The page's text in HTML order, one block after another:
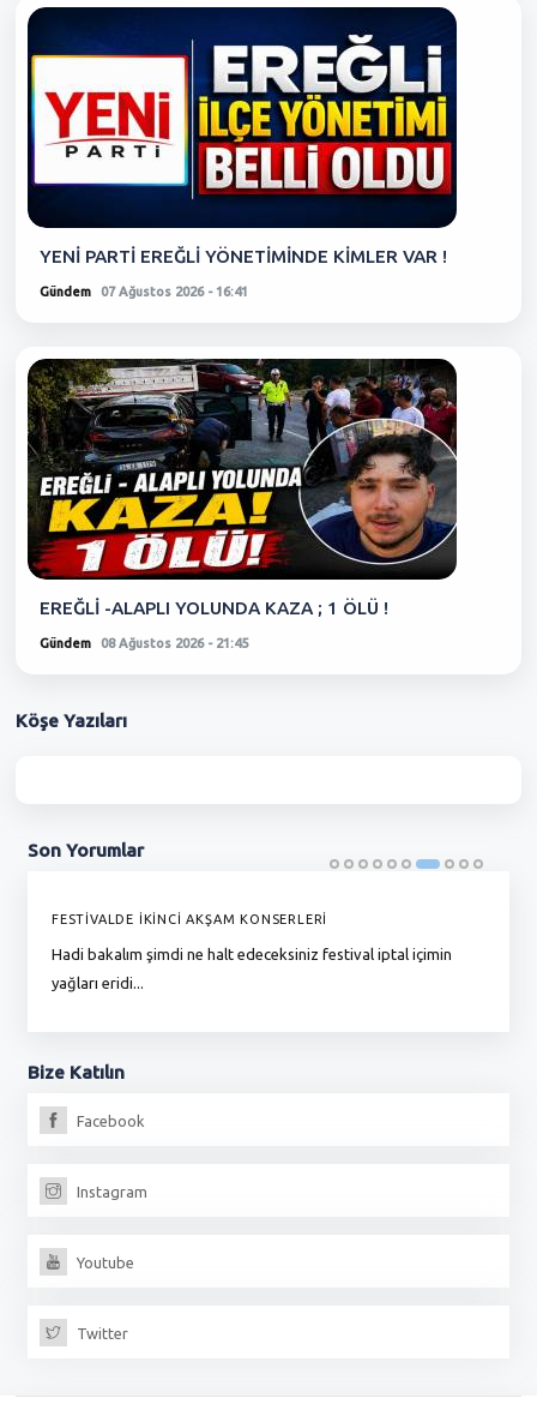
YENİ PARTİ EREĞLİ YÖNETİMİNDE KİMLER VAR !
Gündem 07 Ağustos 2026 - 16:41
EREĞLİ -ALAPLI YOLUNDA KAZA ; 1 ÖLÜ !
Gündem 08 Ağustos 2026 - 21:45
Köşe Yazıları
Son Yorumlar
FESTİVALDE İKİNCİ AKŞAM KONSERLERİ
Hadi bakalım şimdi ne halt edeceksiniz festival iptal içimin
yağları eridi...
Bize Katılın
Facebook
Instagram
Youtube
Twitter